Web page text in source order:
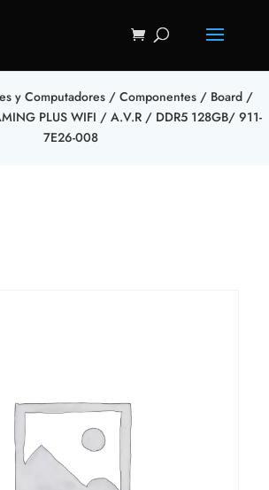
y Computadores/ Componentes/ Board/
PLUS WIFI / A.V.R / DDR5 128GB/ 911-
7E26-008